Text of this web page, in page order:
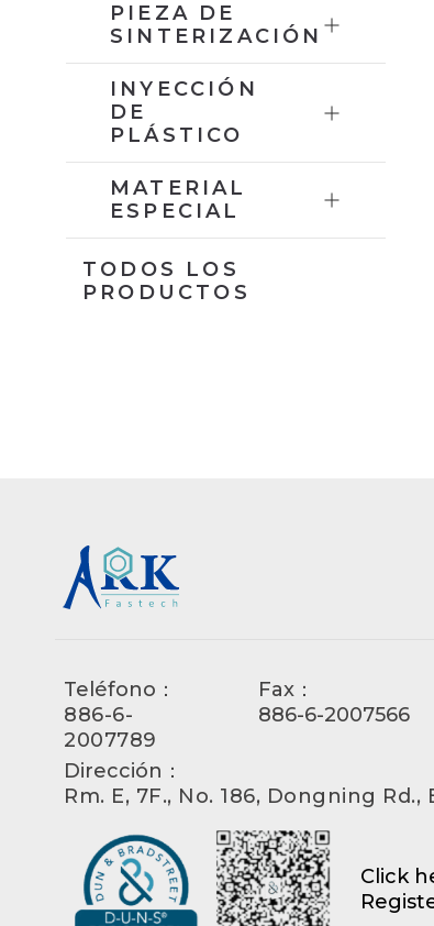
PIEZA DE
SINTERIZACIÓN
INYECCIÓN
DE
PLÁSTICO
MATERIAL
ESPECIAL
TODOS LOS
PRODUCTOS
Teléfono：
886-6-
2007789
Fax：
886-6-2007566
Dirección：
Rm. E, 7F., No. 186, Dongning
Click